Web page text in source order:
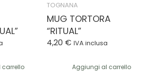
TOGNANA
MUG TORTORA
“RITUAL”
4,20 € IVA inclusa
Aggiungi al carrello